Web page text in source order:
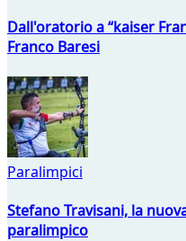
Dall'oratorio a “kaiser
Franco Baresi
Paralimpici
Stefano Travisani, la
paralimpico